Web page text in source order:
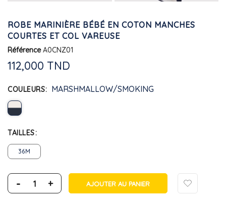
ROBE MARINIÈRE BÉBÉ EN COTON MANCHES
COURTES ET COL VAREUSE
Référence A0CNZ01
112,000 TND
COULEURS MARSHMALLOW/SMOKING
TAILLES
36M
- + AJOUTER AU PANIER